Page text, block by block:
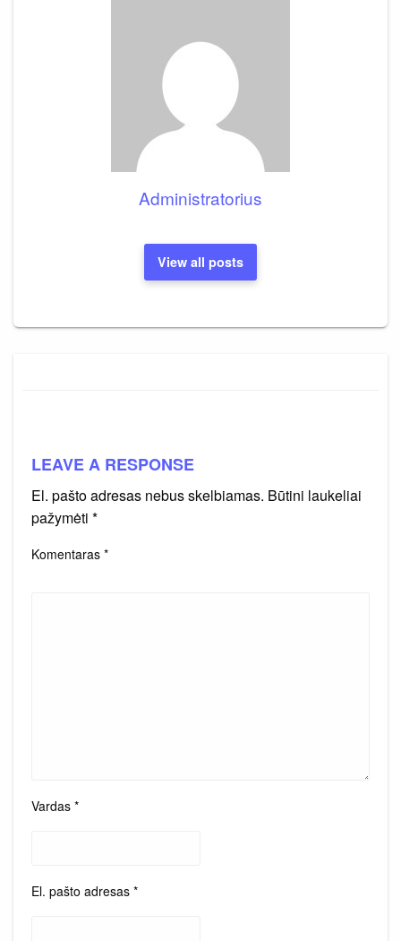
Administratorius
View all posts
LEAVE A RESPONSE
El. pašto adresas nebus skelbiamas. Būtini laukeliai
pažymėti *
Komentaras *
Vardas *
El. pašto adresas *